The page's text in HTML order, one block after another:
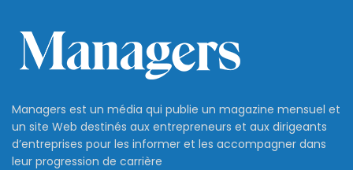
Managers est un média qui publie un magazine mensuel et
un site Web destinés aux entrepreneurs et aux dirigeants
d’entreprises pour les informer et les accompagner dans
leur progression de carrière